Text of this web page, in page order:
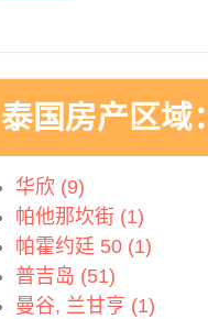
泰国房产区域：
华欣 (9)
帕他那坎街 (1)
帕霍约廷 50 (1)
普吉岛 (51)
曼谷, 兰甘亨 (1)